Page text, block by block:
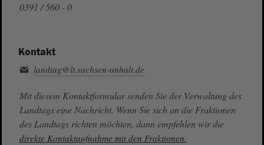
0391 / 560 - 0
Kontakt
landtag@lt.sachsen-anhalt.de
Mit diesem Kontaktformular senden Sie der Verwaltung des
Landtags eine Nachricht. Wenn Sie sich an die Fraktionen
des Landtags richten möchten, dann empfehlen wir die
direkte Kontaktaufnahme mit den Fraktionen.